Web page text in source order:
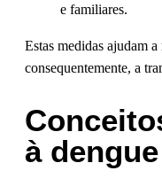
e familiares.
Estas medidas ajudam
consequentemente, a
à dengue